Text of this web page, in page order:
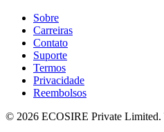
Sobre
Carreiras
Contato
Suporte
Termos
Privacidade
Reembolsos
© 2026 ECOSIRE Private Limited.